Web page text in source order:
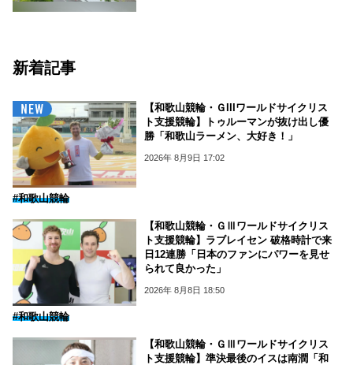
新着記事
【和歌山競輪・ＧIIIワールドサイクリス
ト支援競輪】トゥルーマンが抜け出し優
勝「和歌山ラーメン、大好き！」
2026年 8月9日 17:02
#和歌山競輪
【和歌山競輪・ＧⅢワールドサイクリス
ト支援競輪】ラブレイセン 破格時計で来
日12連勝「日本のファンにパワーを見せ
られて良かった」
2026年 8月8日 18:50
#和歌山競輪
【和歌山競輪・ＧⅢワールドサイクリス
ト支援競輪】準決最後のイスは南潤「和